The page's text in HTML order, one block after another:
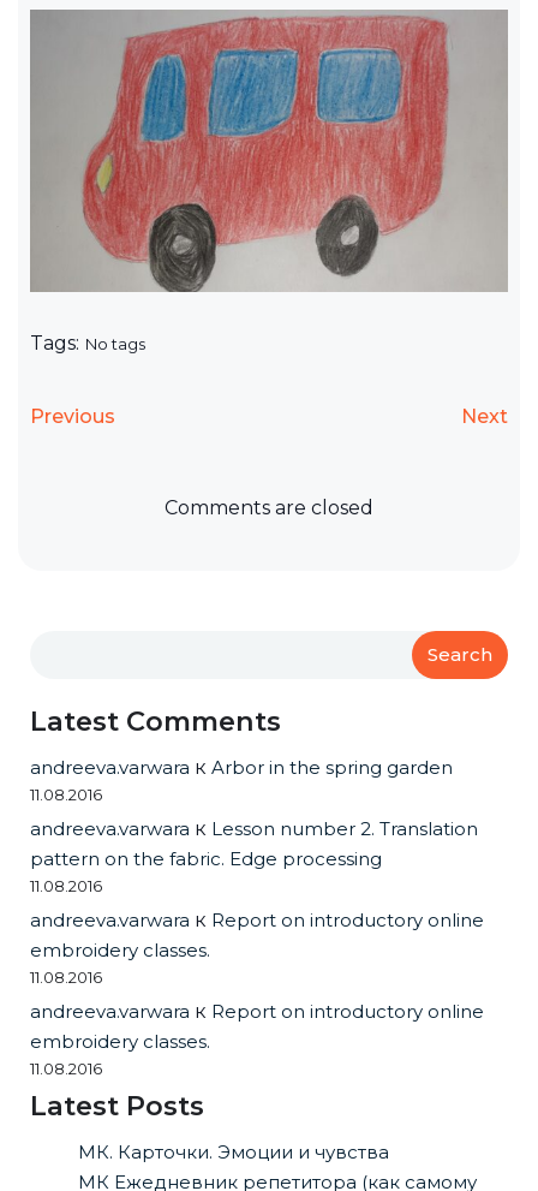
Tags: No tags
Previous Next
Comments are closed
Search
Latest Comments
andreeva.varwara к Arbor in the spring garden
11.08.2016
andreeva.varwara к Lesson number 2. Translation
pattern on the fabric. Edge processing
11.08.2016
andreeva.varwara к Report on introductory online
embroidery classes.
11.08.2016
andreeva.varwara к Report on introductory online
embroidery classes.
11.08.2016
Latest Posts
МК. Карточки. Эмоции и чувства
МК Ежедневник репетитора (как самому